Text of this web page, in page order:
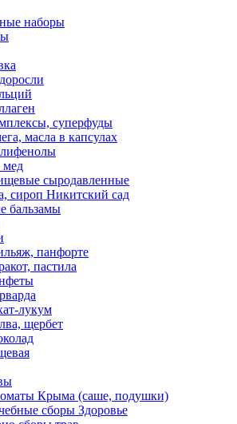
наборы
суперфуды
масла в капсулах
мед
сыродавленные
сироп Никитский сад
бальзамы
панфорте
пастила
лукум
щербет
Крыма (саше, подушки)
сборы Здоровье